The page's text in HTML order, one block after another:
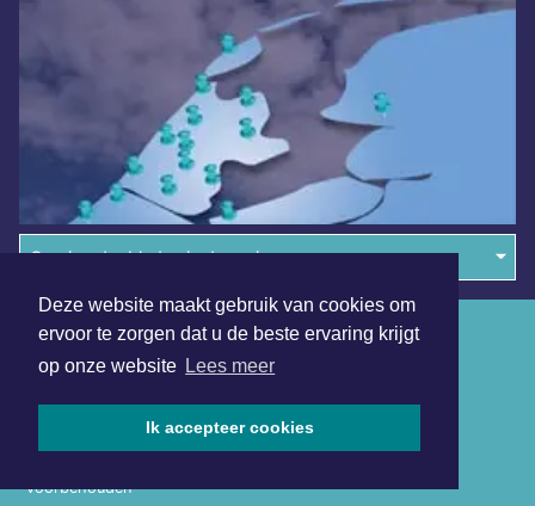
Deze website maakt gebruik van cookies om
ervoor te zorgen dat u de beste ervaring krijgt
op onze website Lees meer
Ik accepteer cookies
Overige dagbladen in de regio
voorbehouden
Algemene voorwaarden
Disclaimer